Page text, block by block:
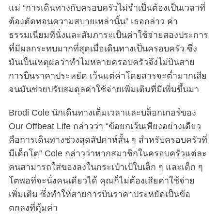
แม่ “การเดินทางกับครอบครัวไม่จำเป็นต้องเป็นเวลาที่
ต้องตัดทอนความสบายเหล่านั้น” เธอกล่าว ค่า
ธรรมเนียมที่นั่งและสัมภาระเป็นค่าใช้จ่ายสองประการ
ที่มีผลกระทบมากที่สุดเมื่อเดินทางเป็นครอบครัว ซึ่ง
มันเป็นเหตุผลว่าทำไมหลายครอบครัวจึงไม่บินสาย
การบินราคาประหยัด เว้นแต่ค่าโดยสารจะต่ำมากเสีย
จนมันช่วยปรับสมดุลค่าใช้จ่ายเพิ่มเติมที่มีเพิ่มขึ้นมา
Brodi Cole นักเดินทางเต็มเวลาและบล็อกเกอร์ของ
Our Offbeat Life กล่าวว่า “ข้อยกเว้นเพียงอย่างเดียว
คือการเดินทางช่วงสุดสัปดาห์สั้น ๆ สำหรับครอบครัวที่
มีเด็กโต” Cole กล่าวว่าหากสมาชิกในครอบครัวแต่ละ
คนสามารถใส่ของลงในกระเป๋าเป้ใบเล็ก ๆ และเด็ก ๆ
โตพอที่จะนั่งคนเดียวได้ คุณก็ไม่ต้องเสียค่าใช้จ่าย
เพิ่มเติม ซึ่งทำให้สายการบินราคาประหยัดเป็นข้อ
ตกลงที่คุ้มค่า